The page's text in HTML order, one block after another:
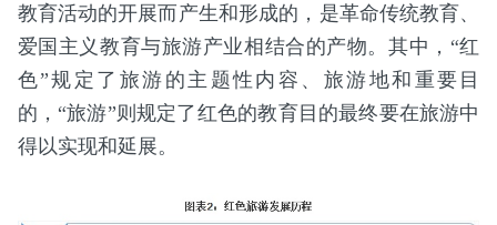
教育活动的开展而产生和形成的，是革命传统教育、
爱国主义教育与旅游产业相结合的产物。其中，“红
色”规定了旅游的主题性内容、旅游地和重要目
的，“旅游”则规定了红色的教育目的最终要在旅游中
得以实现和延展。